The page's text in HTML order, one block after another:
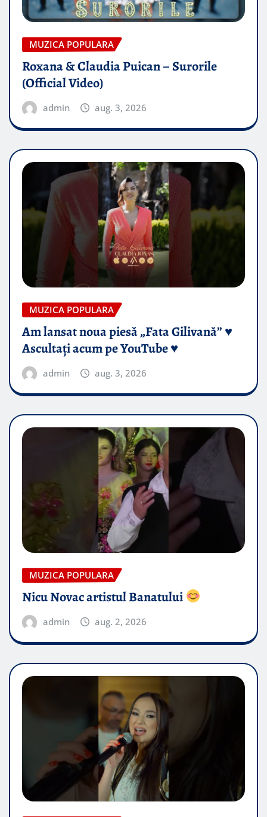
MUZICA POPULARA
Roxana & Claudia Puican – Surorile
(Official Video)
admin aug. 3, 2026
MUZICA POPULARA
Am lansat noua piesă „Fata Gilivană” ♥️
Ascultați acum pe YouTube ♥️
admin aug. 3, 2026
MUZICA POPULARA
Nicu Novac artistul Banatului
admin aug. 2, 2026